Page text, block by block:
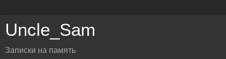
Uncle_Sam
Записки на память